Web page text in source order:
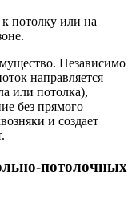
потолку или на
Независимо
направляется
или потолка),
без прямого
и создает
потолочных